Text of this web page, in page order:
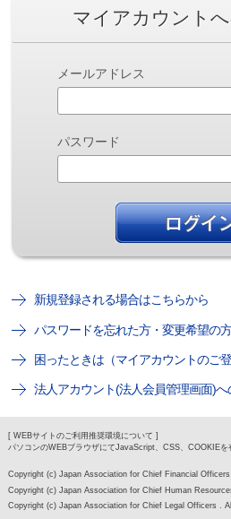
マイアカウント
メールアドレス
パスワード
新規登録される場合はこちらから
パスワードを忘れた方・変更希望の
困ったときは（マイアカウントのご登
法人アカウント(法人会員管理画面)
[ WEBサイトのご利用推奨環境について ]
パソコンのWEBブラウザにてJavaScript、CSS、COOKIEを
Copyright (c) Japan Association for Chief Financial
Copyright (c) Japan Association for Chief Human
Copyright (c) Japan Association for Chief Legal Officers .